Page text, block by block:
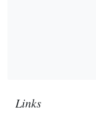
Links